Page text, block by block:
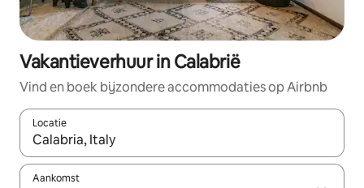
Vakantieverhuur in Calabrië
Vind en boek bijzondere accommodaties op Airbnb
Locatie
Wanneer er suggesties beschikbaar zijn, maak je een keuze
Aankomst